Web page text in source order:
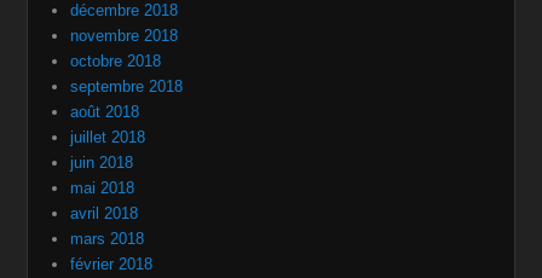
décembre 2018
novembre 2018
octobre 2018
septembre 2018
août 2018
juillet 2018
juin 2018
mai 2018
avril 2018
mars 2018
février 2018